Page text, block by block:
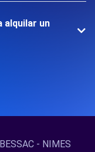
alquilar un
- NIMES